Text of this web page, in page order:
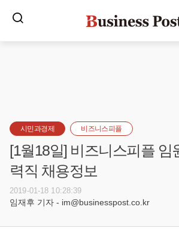
시민과경제 비즈니스피플
[1월18일] 비즈니스피플 임
력직 채용정보
2019-01-18 10:28:39
임재후 기자 - im@businesspost.co.kr